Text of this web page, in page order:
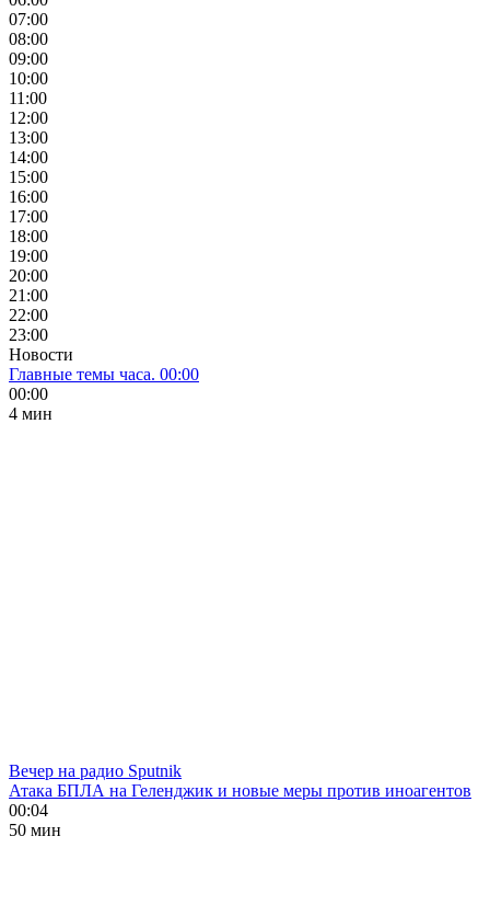
07:00
08:00
09:00
10:00
11:00
12:00
13:00
14:00
15:00
16:00
17:00
18:00
19:00
20:00
21:00
22:00
23:00
Новости
Главные темы часа. 00:00
00:00
4 мин
Вечер на радио Sputnik
Атака БПЛА на Геленджик и новые меры против иноагентов
00:04
50 мин